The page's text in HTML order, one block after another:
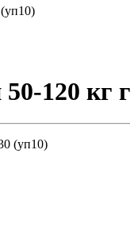
120